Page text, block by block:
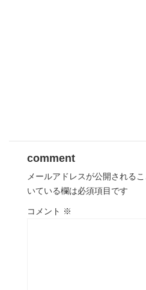
comment
メールアドレスが公開されるこ
いている欄は必須項目です
コメント ※